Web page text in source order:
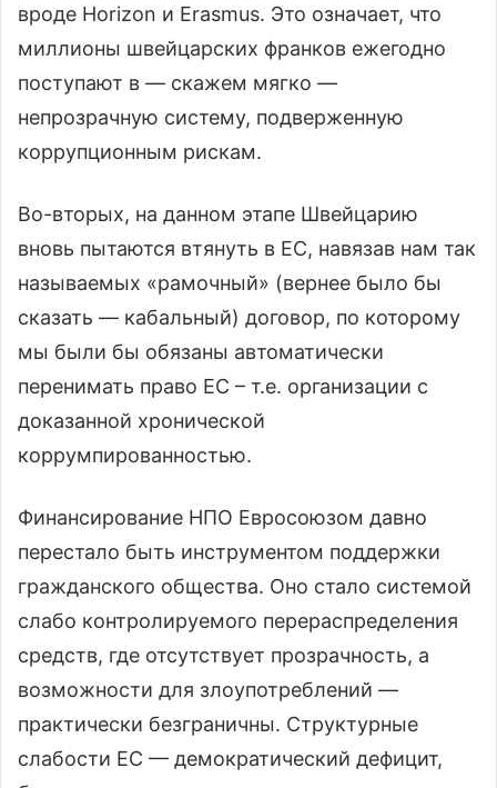
вроде Horizon и Erasmus. Это означает, что
миллионы швейцарских франков ежегодно
поступают в — скажем мягко —
непрозрачную систему, подверженную
коррупционным рискам.
Во-вторых, на данном этапе Швейцарию
вновь пытаются втянуть в ЕС, навязав нам так
называемых «рамочный» (вернее было бы
сказать — кабальный) договор, по которому
мы были бы обязаны автоматически
перенимать право ЕС – т.е. организации с
доказанной хронической
коррумпированностью.
Финансирование НПО Евросоюзом давно
перестало быть инструментом поддержки
гражданского общества. Оно стало системой
слабо контролируемого перераспределения
средств, где отсутствует прозрачность, а
возможности для злоупотреблений —
практически безграничны. Структурные
слабости ЕС — демократический дефицит,